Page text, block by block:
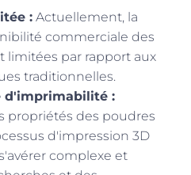
: Actuellement, la
commerciale des
limitées par rapport aux
traditionnelles.
d'imprimabilité :
propriétés des poudres
d'impression 3D
complexe et